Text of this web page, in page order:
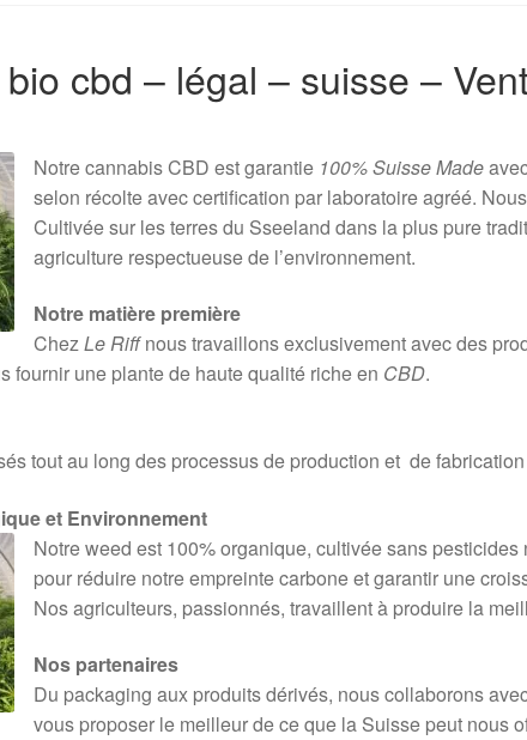
cbd – légal – suisse –
Notre cannabis CBD est garantie 100% Suisse Made
selon récolte avec certification par laboratoire agréé.
Cultivée sur les terres du Sseeland dans la plus pure
agriculture respectueuse de l’environnement.
Notre matière première
ChezLe Riffnous travaillons exclusivement avec des
fournir une plante de haute qualité riche en CBD.
tout au long des processus de production et de
et Environnement
Notre weed est 100% organique, cultivée sans
pour réduire notre empreinte carbone et garantir une
Nos agriculteurs, passionnés, travaillent à produire la
Nos partenaires
Du packaging aux produits dérivés, nous collaborons
vous proposer le meilleur de ce que la Suisse peut nous